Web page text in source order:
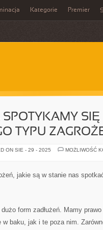
Kategorie Premier
SIĘ
TYPU
ON SIE - 29 - 2025
MOŻLIWOŚĆ
jakie są w stanie nas
form zadłużeń. Mamy
w baku, jak i te poza nim.